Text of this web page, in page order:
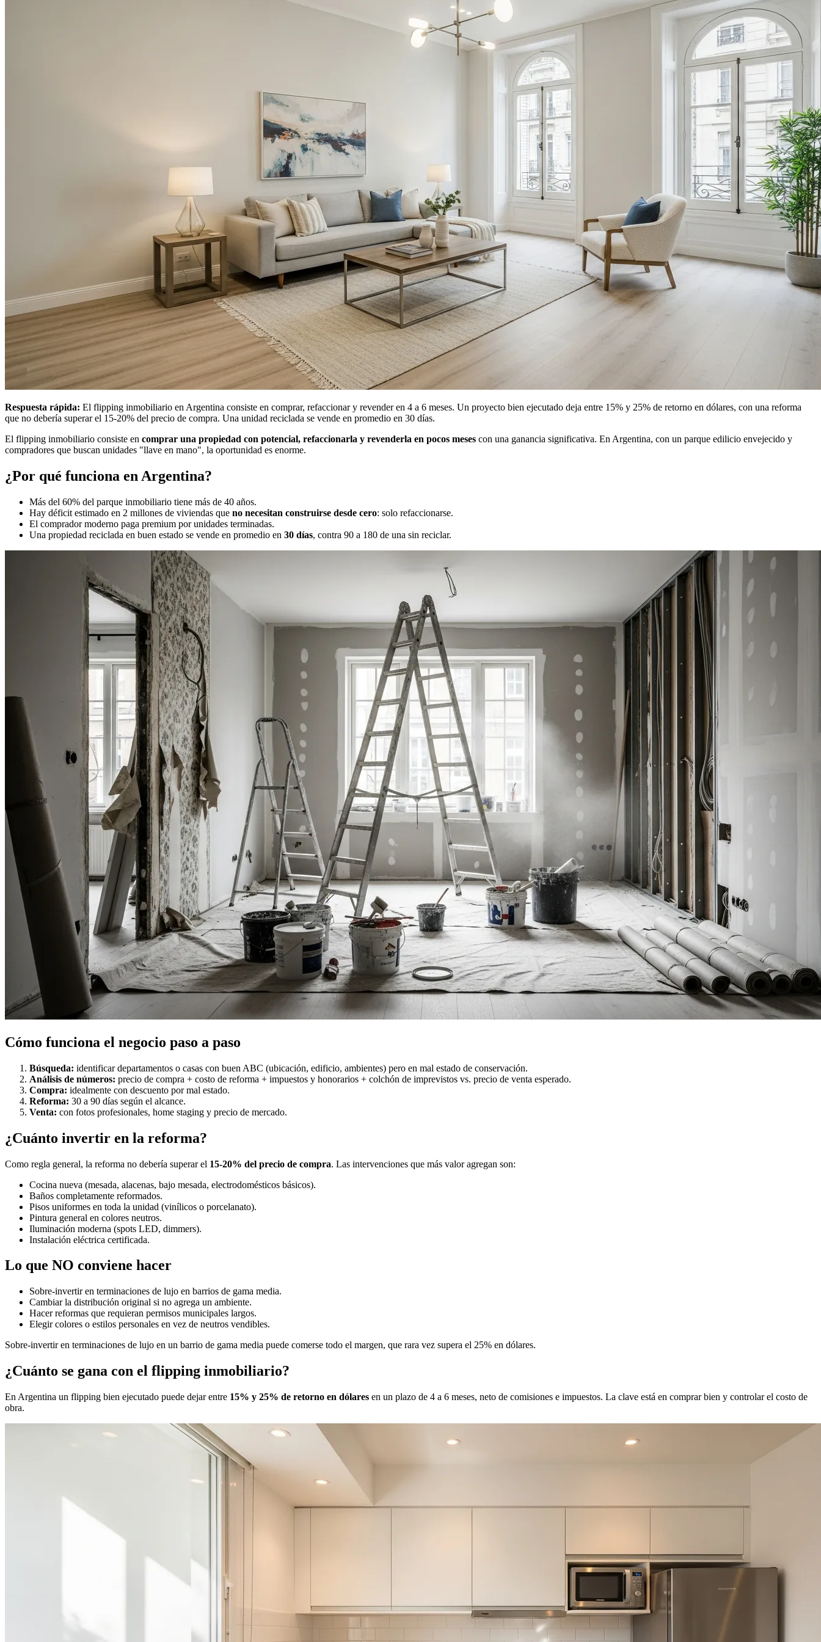
Respuesta rápida: El flipping inmobiliario en Argentina consiste en comprar, refaccionar y revender en 4 a 6 meses. Un proyecto bien ejecutado deja entre 15% y 25% de retorno en dólares, con una reforma
que no debería superar el 15-20% del precio de compra. Una unidad reciclada se vende en promedio en 30 días.
El flipping inmobiliario consiste en comprar una propiedad con potencial, refaccionarla y revenderla en pocos meses con una ganancia significativa. En Argentina, con un parque edilicio envejecido y
compradores que buscan unidades "llave en mano", la oportunidad es enorme.
¿Por qué funciona en Argentina?
Más del 60% del parque inmobiliario tiene más de 40 años.
Hay déficit estimado en 2 millones de viviendas que no necesitan construirse desde cero: solo refaccionarse.
El comprador moderno paga premium por unidades terminadas.
Una propiedad reciclada en buen estado se vende en promedio en 30 días, contra 90 a 180 de una sin reciclar.
Cómo funciona el negocio paso a paso
Búsqueda: identificar departamentos o casas con buen ABC (ubicación, edificio, ambientes) pero en mal estado de conservación.
Análisis de números: precio de compra + costo de reforma + impuestos y honorarios + colchón de imprevistos vs. precio de venta esperado.
Compra: idealmente con descuento por mal estado.
Reforma: 30 a 90 días según el alcance.
Venta: con fotos profesionales, home staging y precio de mercado.
¿Cuánto invertir en la reforma?
Como regla general, la reforma no debería superar el 15-20% del precio de compra. Las intervenciones que más valor agregan son:
Cocina nueva (mesada, alacenas, bajo mesada, electrodomésticos básicos).
Baños completamente reformados.
Pisos uniformes en toda la unidad (vinílicos o porcelanato).
Pintura general en colores neutros.
Iluminación moderna (spots LED, dimmers).
Instalación eléctrica certificada.
Lo que NO conviene hacer
Sobre-invertir en terminaciones de lujo en barrios de gama media.
Cambiar la distribución original si no agrega un ambiente.
Hacer reformas que requieran permisos municipales largos.
Elegir colores o estilos personales en vez de neutros vendibles.
Sobre-invertir en terminaciones de lujo en un barrio de gama media puede comerse todo el margen, que rara vez supera el 25% en dólares.
¿Cuánto se gana con el flipping inmobiliario?
En Argentina un flipping bien ejecutado puede dejar entre 15% y 25% de retorno en dólares en un plazo de 4 a 6 meses, neto de comisiones e impuestos. La clave está en comprar bien y controlar el costo de
obra.